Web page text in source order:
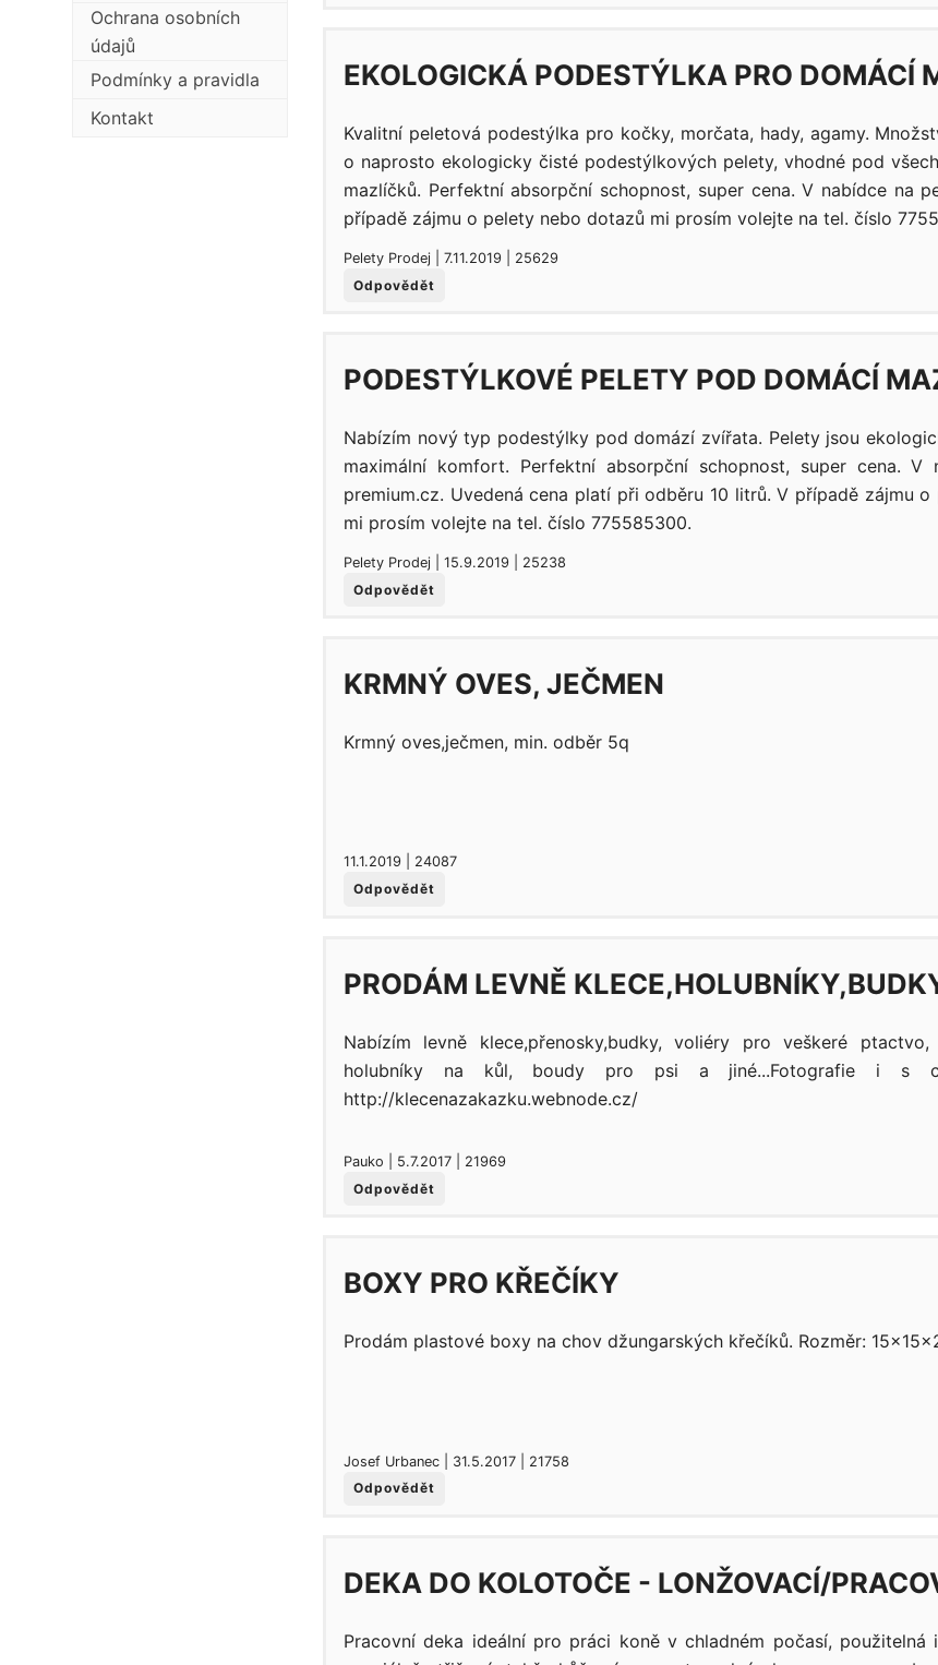
EKOLOGICKÁ PODESTÝLKA PRO DOMÁCÍ
Kvalitní peletová podestýlka pro kočky, morčata, hady, agamy.
o naprosto ekologicky čisté podestýlkových pelety, vhodné pod
mazlíčků. Perfektní absorpční schopnost, super cena. V nabídce na
případě zájmu o pelety nebo dotazů mi prosím volejte na tel. číslo
Pelety Prodej | 7.11.2019 | 25629
Odpovědět
PODESTÝLKOVÉ PELETY POD DOMÁCÍ
Nabízím nový typ podestýlky pod domází zvířata. Pelety jsou
maximální komfort. Perfektní absorpční schopnost, super cena. V
premium.cz. Uvedená cena platí při odběru 10 litrů. V případě zájmu
mi prosím volejte na tel. číslo 775585300.
Pelety Prodej | 15.9.2019 | 25238
Odpovědět
KRMNÝ OVES, JEČMEN
Krmný oves,ječmen, min. odběr 5q
11.1.2019 | 24087
Odpovědět
PRODÁM LEVNĚ
Nabízím levně klece,přenosky,budky, voliéry pro veškeré
holubníky na kůl, boudy pro psi a jiné...Fotografie i s
http://klecenazakazku.webnode.cz/
Pauko | 5.7.2017 | 21969
Odpovědět
BOXY PRO KŘEČÍKY
Prodám plastové boxy na chov džungarských křečíků. Rozměr:
Josef Urbanec | 31.5.2017 | 21758
Odpovědět
DEKA DO KOLOTOČE - LONŽOVACÍ/
Pracovní deka ideální pro práci koně v chladném počasí, použitelná
Ochrana osobních
údajů
Podmínky a pravidla
Kontakt